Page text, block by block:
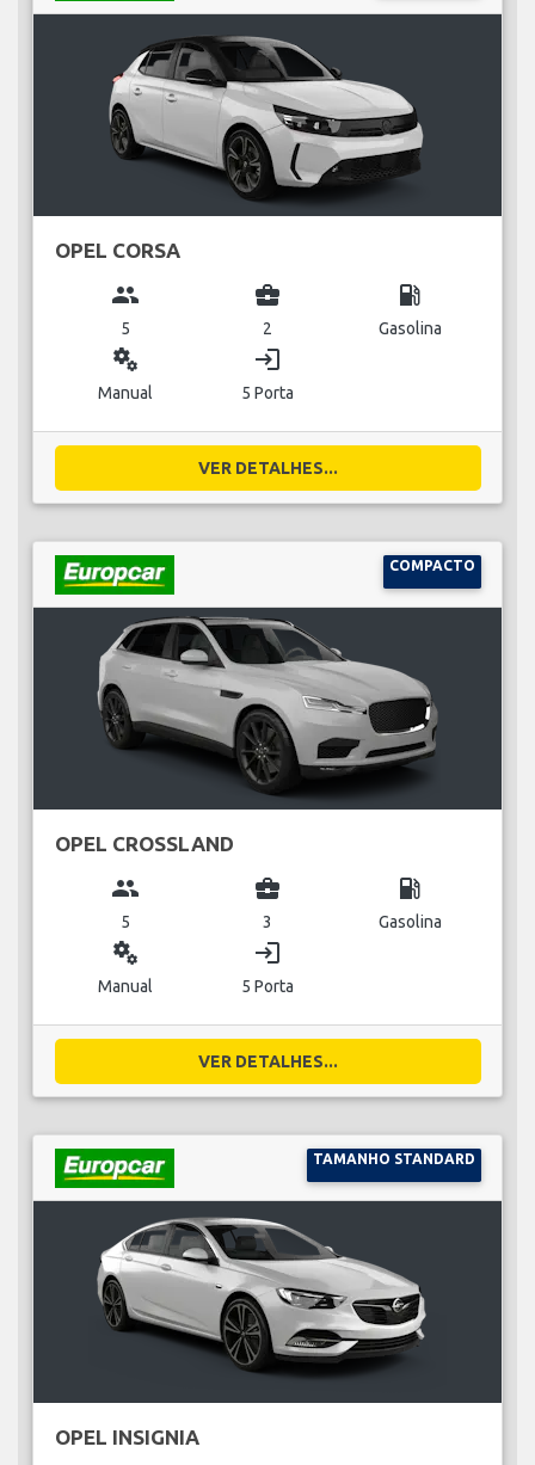
OPEL CORSA
group
5
business_center
2
local_gas_station
Gasolina
miscellaneous_services
Manual
login
5 Porta
VER DETALHES...
COMPACTO
OPEL CROSSLAND
group
5
business_center
3
local_gas_station
Gasolina
miscellaneous_services
Manual
login
5 Porta
VER DETALHES...
TAMANHO STANDARD
OPEL INSIGNIA